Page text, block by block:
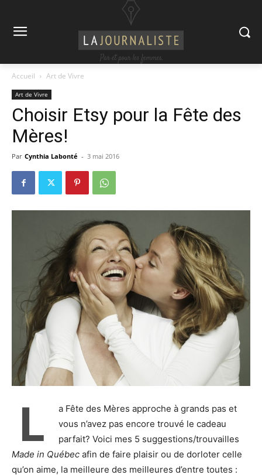
Accueil Art de Vivre
Art de Vivre
Choisir Etsy pour la Fête des
Mères!
Par Cynthia Labonté - 3 mai 2016
L
a Fête des Mères approche à grands pas et
vous n’avez pas encore trouvé le cadeau
parfait? Voici mes 5 suggestions/trouvailles
Made in Québec afin de faire plaisir ou de dorloter celle
qu’on aime, la meilleure des meilleures d’entre toutes :